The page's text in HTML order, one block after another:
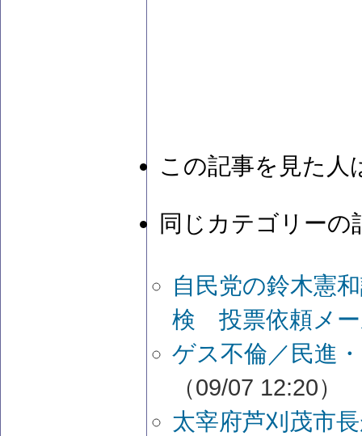
この記事を見た人
同じカテゴリーの
自民党の鈴木憲
検 投票依頼メー
ゲス不倫／民進
（09/07 12:20）
太宰府芦刈茂市